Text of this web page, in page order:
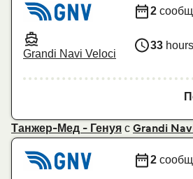
Grandi Navi Veloci
2
33 hours
Танжер-Мед - Генуя с Grandi
2